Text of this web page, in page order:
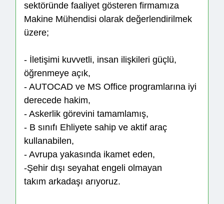
sektöründe faaliyet gösteren firmamıza
Makine Mühendisi olarak değerlendirilmek
üzere;
- İletişimi kuvvetli, insan ilişkileri güçlü,
öğrenmeye açık,
- AUTOCAD ve MS Office programlarına iyi
derecede hakim,
- Askerlik görevini tamamlamış,
- B sınıfı Ehliyete sahip ve aktif araç
kullanabilen,
- Avrupa yakasında ikamet eden,
-Şehir dışı seyahat engeli olmayan
takım arkadaşı arıyoruz.